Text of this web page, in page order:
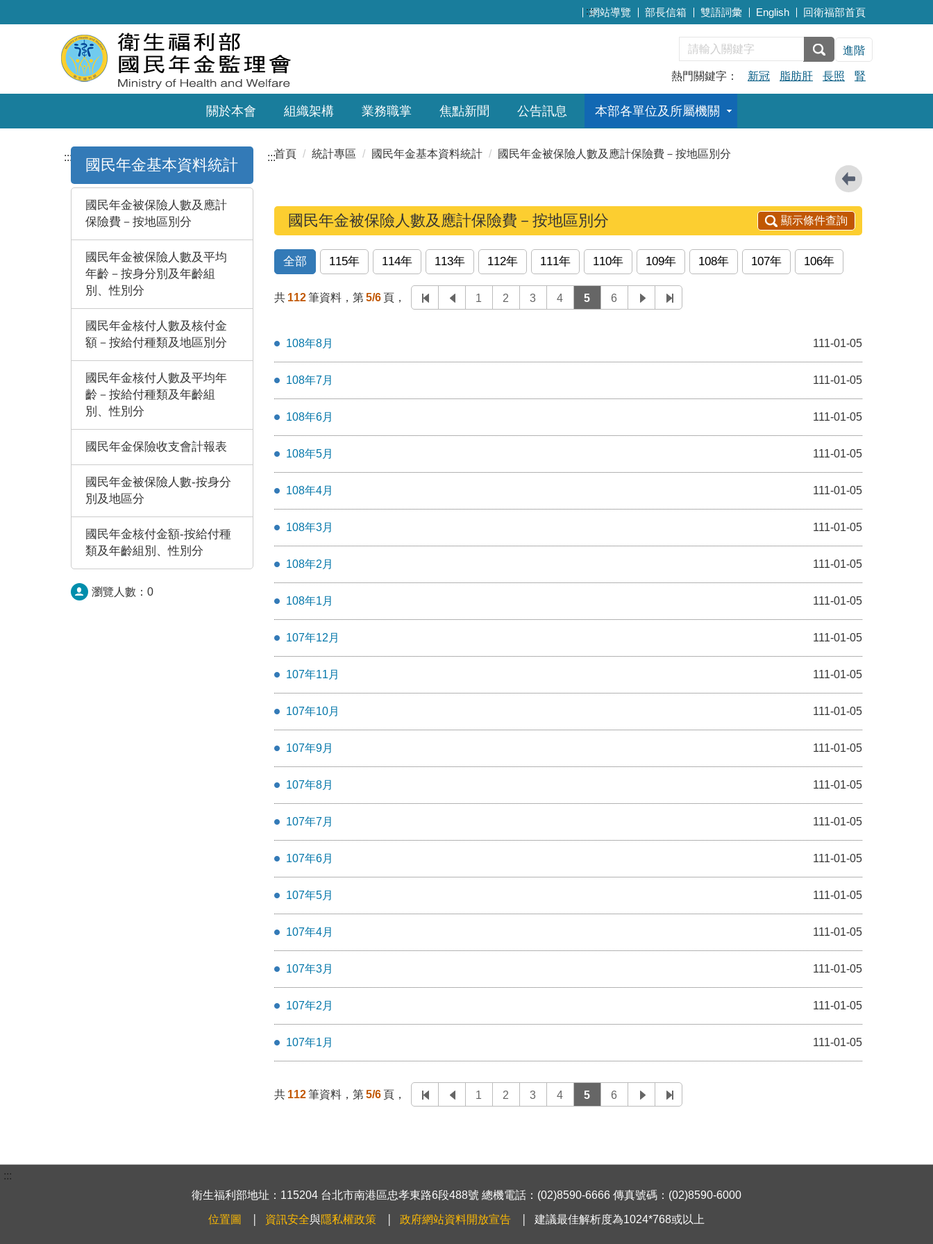
:::網站導覽 部長信箱 雙語詞彙 English 回衛福部首頁
進階
熱門關鍵字： 新冠 脂肪肝 長照 腎
關於本會 組織架構 業務職掌 焦點新聞 公告訊息 本部各單位及所屬機關
::: 國民年金基本資料統計
國民年金被保險人數及應計
保險費－按地區別分
國民年金被保險人數及平均
年齡－按身分別及年齡組
別、性別分
國民年金核付人數及核付金
額－按給付種類及地區別分
國民年金核付人數及平均年
齡－按給付種類及年齡組
別、性別分
國民年金保險收支會計報表
國民年金被保險人數-按身分
別及地區分
國民年金核付金額-按給付種
類及年齡組別、性別分
瀏覽人數： 0
:::首頁 統計專區 國民年金基本資料統計 國民年金被保險人數及應計保險費－按地區別分
國民年金被保險人數及應計保險費－按地區別分 顯示條件查詢
全部 115年 114年 113年 112年 111年 110年 109年 108年 107年 106年
共 112 筆資料，第 5/6 頁， 1 2 3 4 5 6
108年8月 111-01-05
108年7月 111-01-05
108年6月 111-01-05
108年5月 111-01-05
108年4月 111-01-05
108年3月 111-01-05
108年2月 111-01-05
108年1月 111-01-05
107年12月 111-01-05
107年11月 111-01-05
107年10月 111-01-05
107年9月 111-01-05
107年8月 111-01-05
107年7月 111-01-05
107年6月 111-01-05
107年5月 111-01-05
107年4月 111-01-05
107年3月 111-01-05
107年2月 111-01-05
107年1月 111-01-05
共 112 筆資料，第 5/6 頁， 1 2 3 4 5 6
:::
衛生福利部地址：115204 台北市南港區忠孝東路6段488號 總機電話：(02)8590-6666 傳真號碼：(02)8590-6000
位置圖 資訊安全與隱私權政策 政府網站資料開放宣告 建議最佳解析度為1024*768或以上